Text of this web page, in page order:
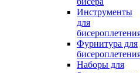
Инструменты
для
Фурнитура для
Наборы для